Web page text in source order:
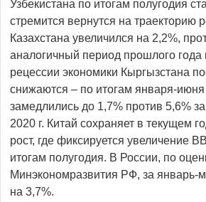
Узбекистана по итогам полугодия
стремится вернутся на траекторию
Казахстана увеличился на 2,2%,
аналогичный период прошлого
рецессии экономики Кыргызстана
снижаются – по итогам января-
замедлились до 1,7% против 5,6%
2020 г. Китай сохраняет в текущем
рост, где фиксируется увеличение
итогам полугодия. В России, по
Минэкономразвития РФ, за
на 3,7%.